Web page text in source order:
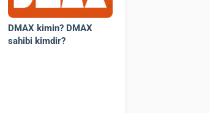
DMAX kimin? DMAX
sahibi kimdir?